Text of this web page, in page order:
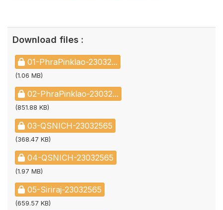
Download files :
01-PhraPinklao-23032...
(1.06 MB)
02-PhraPinklao-23032...
(851.88 KB)
03-QSNICH-23032565
(368.47 KB)
04-QSNICH-23032565
(1.97 MB)
05-Siriraj-23032565
(659.57 KB)